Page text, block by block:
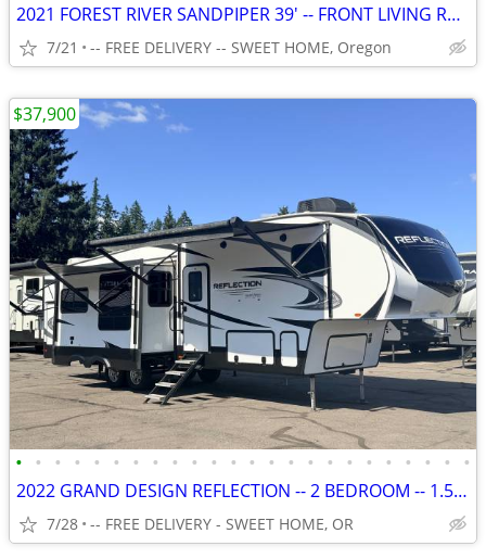
2021 FOREST RIVER SANDPIPER 39' -- FRONT LIVING ROOM -- 5TH WHEEL RV
7/21 -- FREE DELIVERY -- SWEET HOME, Oregon
• • • • • • • • • • • • • • • • • • • • • • • •
2022 GRAND DESIGN REFLECTION -- 2 BEDROOM -- 1.5 BATH - 36' 5TH WHEEL
7/28 -- FREE DELIVERY - SWEET HOME, OR
$37,900